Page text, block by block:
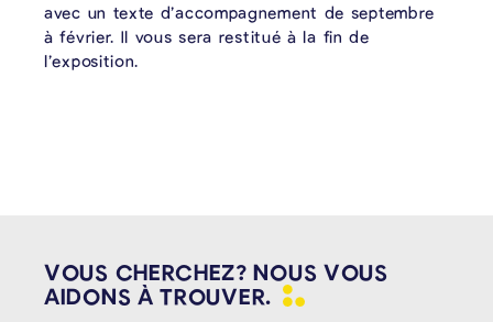
avec un texte d’accompagnement de septembre
à février. Il vous sera restitué à la fin de
l’exposition.
VOUS CHERCHEZ? NOUS VOUS
AIDONS ÀTROUVER.